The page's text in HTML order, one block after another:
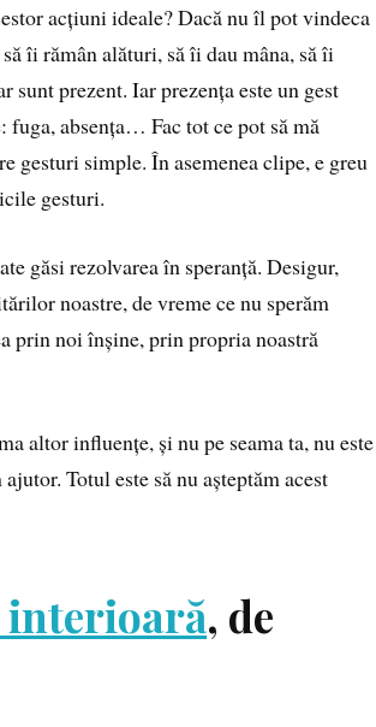
acțiuni ideale? Dacă nu îl pot vindeca
îi rămân alături, să îi dau mâna, să îi
sunt prezent. Iar prezența este un gest
fuga, absența… Fac tot ce pot să mă
gesturi simple. În asemenea clipe, e greu
gesturi.
găsi rezolvarea în speranță. Desigur,
noastre, de vreme ce nu sperăm
prin noi înșine, prin propria noastră
altor influențe, și nu pe seama ta, nu este
Totul este să nu așteptăm acest
interioară, de